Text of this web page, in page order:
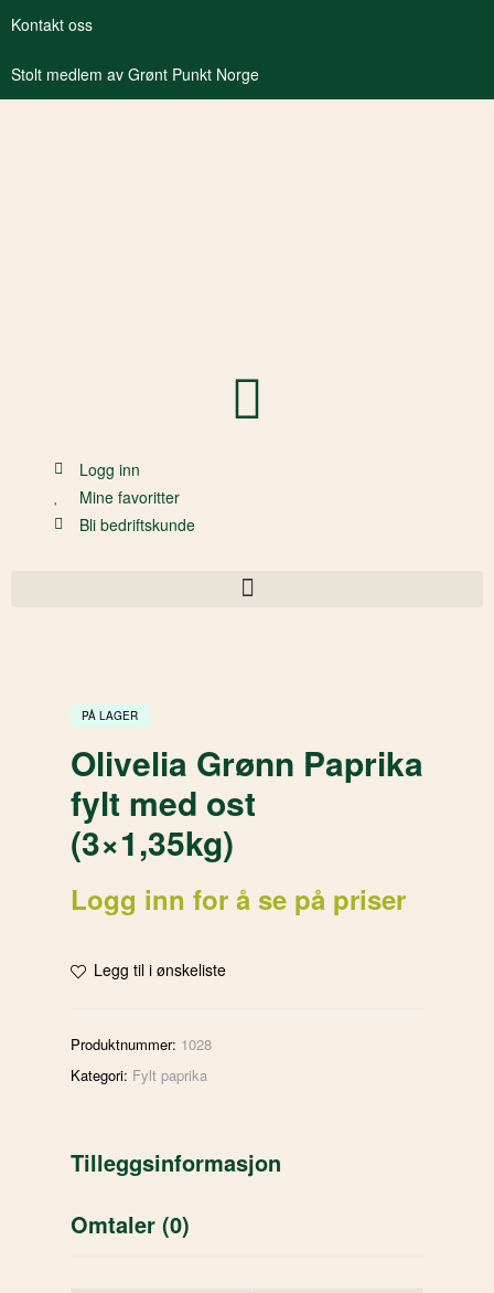
Kontakt oss
Stolt medlem av Grønt Punkt Norge
Logg inn
Mine favoritter
Bli bedriftskunde
PÅ LAGER
Olivelia Grønn Paprika
fylt med ost
(3×1,35kg)
Logg inn for å se på priser
Legg til i ønskeliste
Produktnummer: 1028
Kategori: Fylt paprika
Tilleggsinformasjon
Omtaler (0)